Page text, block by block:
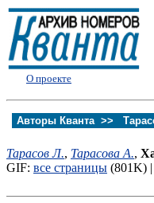
О проекте
Авторы Кванта >>
Тарасов Л., Тарасова А.,
GIF: все страницы (801K) |